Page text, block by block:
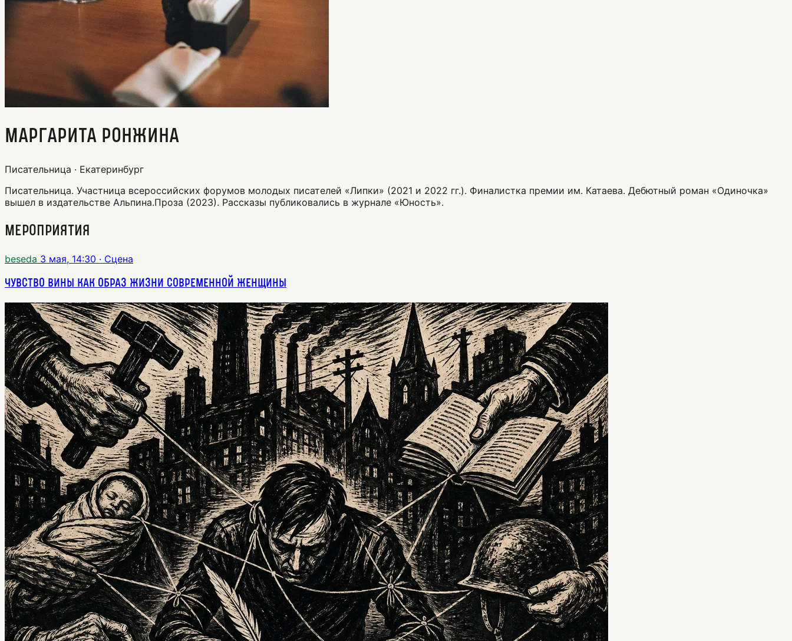
Маргарита Ронжина
Писательница · Екатеринбург
Писательница. Участница всероссийских форумов молодых писателей «Липки» (2021 и 2022 гг.). Финалистка премии им. Катаева. Дебютный роман «Одиночка»
вышел в издательстве Альпина.Проза (2023). Рассказы публиковались в журнале «Юность».
Мероприятия
beseda 3 мая, 14:30 · Сцена
Чувство вины как образ жизни современной женщины